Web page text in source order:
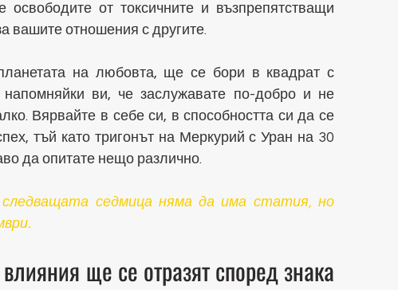
от токсичните и възпрепятстващи
вашите отношения с другите.
на любовта, ще се бори в квадрат с
ви, че заслужавате по-добро и не
Вярвайте в себе си, в способността си да се
тъй като тригонът на Меркурий с Уран на 30
да опитате нещо различно.
седмица няма да има статия, но
ще се отразят според знака